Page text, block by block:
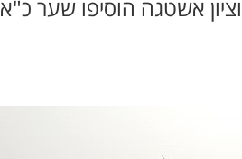
וציון אשטגה הוסיפו שער כ"א